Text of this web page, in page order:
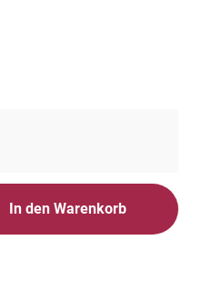
In den Warenkorb